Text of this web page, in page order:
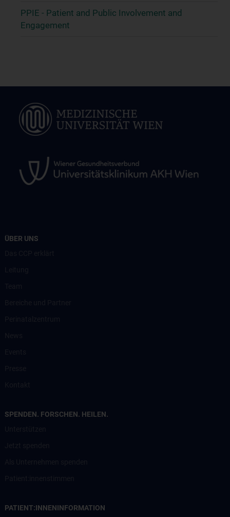
PPIE - Patient and Public Involvement and
Engagement
ÜBER UNS
SPENDEN. FORSCHEN. HEILEN.
PATIENT:INNENINFORMATION